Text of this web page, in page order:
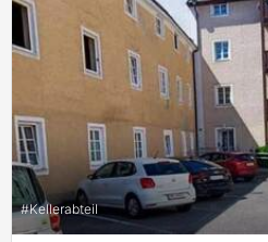
#Kellerabteil